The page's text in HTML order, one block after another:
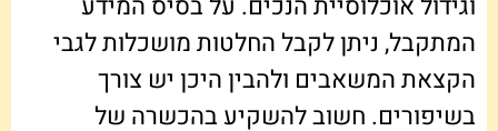
וגידול אוכלוסיית הנכים. על בסיס המידע
המתקבל, ניתן לקבל החלטות מושכלות לגבי
הקצאת המשאבים ולהבין היכן יש צורך
בשיפורים. חשוב להשקיע בהכשרה של